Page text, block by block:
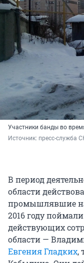
Участники банды во
Источник: пресс-служба
В период
области
промышлявшие
2016 году
действующих
области —
Евгения Гладких,